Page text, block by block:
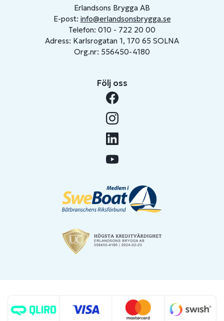
Erlandsons Brygga AB
E-post: info@erlandsonsbrygga.se
Telefon: 010 - 722 20 00
Adress: Karlsrogatan 1, 170 65 SOLNA
Org.nr: 556450-4180
Följ oss